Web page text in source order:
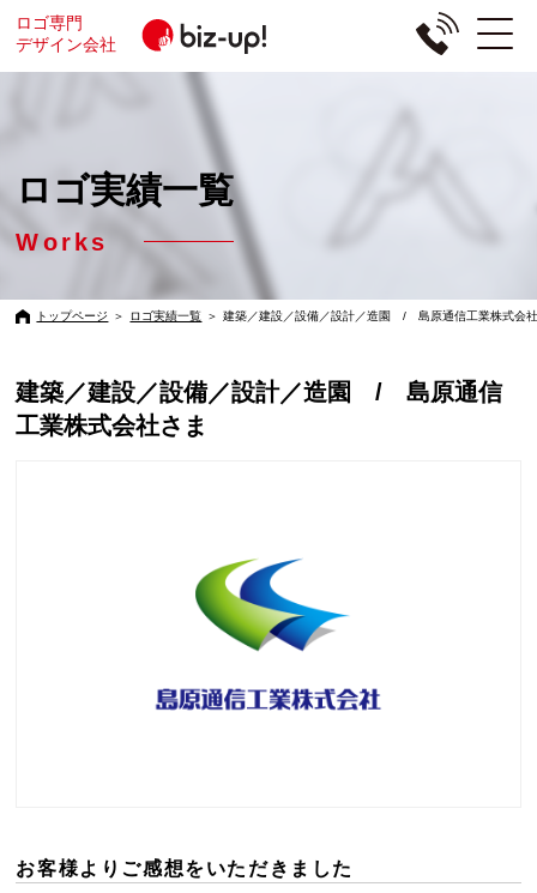
ロゴ専門
デザイン会社
ロゴ実績一覧
Works
トップページ ＞ ロゴ実績一覧 ＞ 建築／建設／設備／設計／造園 / 島原通信工業株式会
建築／建設／設備／設計／造園 / 島原通信
工業株式会社さま
お客様よりご感想をいただきました